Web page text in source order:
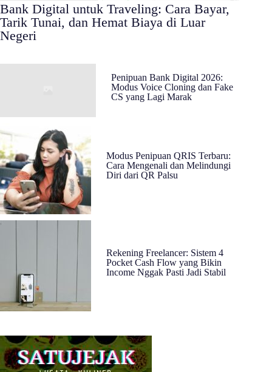
Bank Digital untuk Traveling: Cara Bayar,
Tarik Tunai, dan Hemat Biaya di Luar
Negeri
Penipuan Bank Digital 2026:
Modus Voice Cloning dan Fake
CS yang Lagi Marak
Modus Penipuan QRIS Terbaru:
Cara Mengenali dan Melindungi
Diri dari QR Palsu
Rekening Freelancer: Sistem 4
Pocket Cash Flow yang Bikin
Income Nggak Pasti Jadi Stabil